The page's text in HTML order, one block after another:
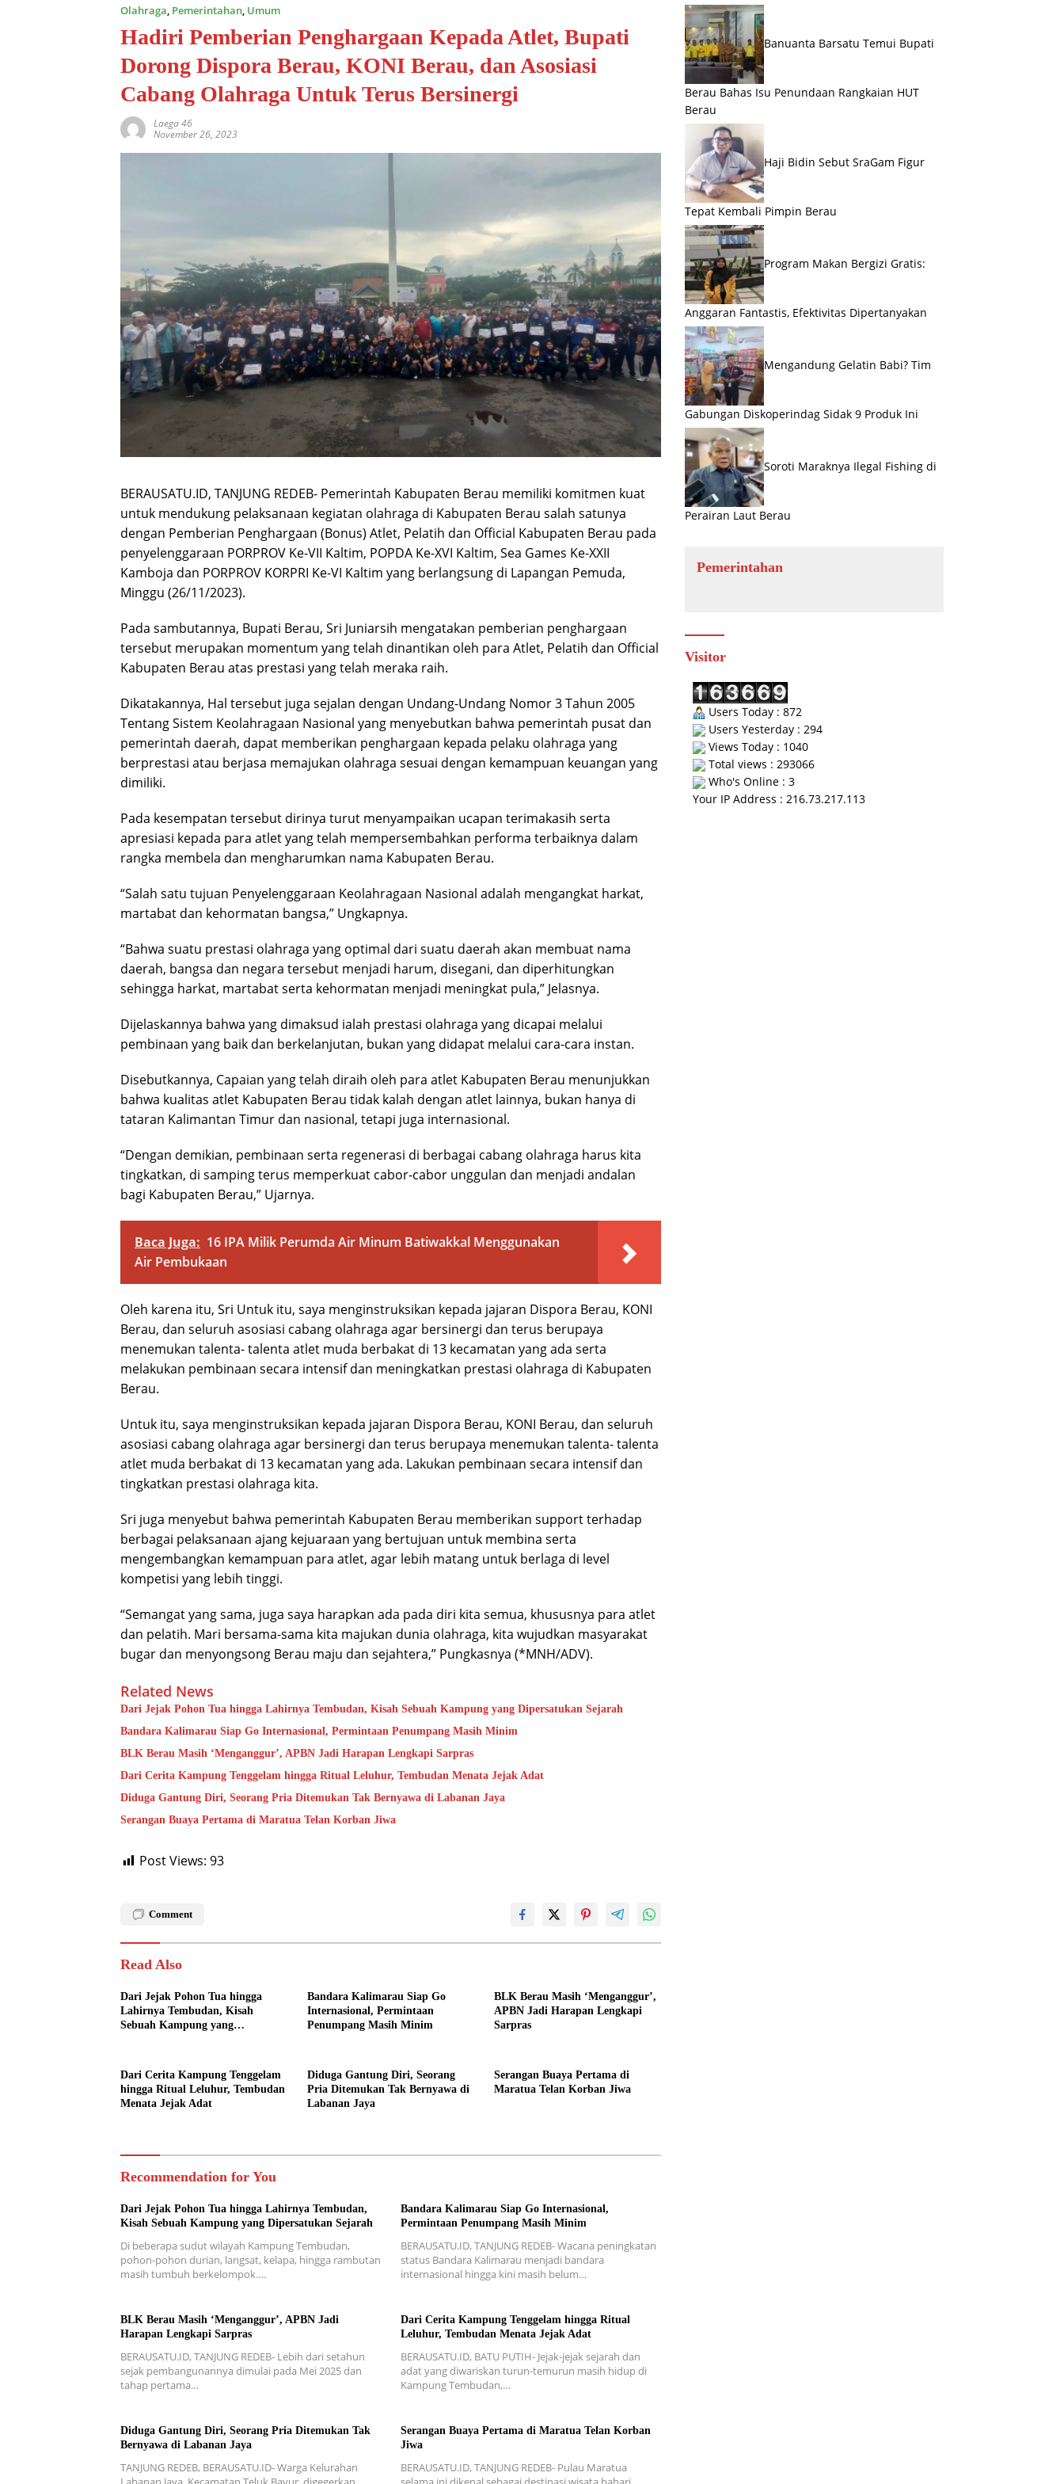
Olahraga, Pemerintahan, Umum
Hadiri Pemberian Penghargaan Kepada Atlet, Bupati
Dorong Dispora Berau, KONI Berau, dan Asosiasi
Cabang Olahraga Untuk Terus Bersinergi
Laega 46
November 26, 2023
BERAUSATU.ID, TANJUNG REDEB- Pemerintah Kabupaten Berau memiliki komitmen kuat
untuk mendukung pelaksanaan kegiatan olahraga di Kabupaten Berau salah satunya
dengan Pemberian Penghargaan (Bonus) Atlet, Pelatih dan Official Kabupaten Berau pada
penyelenggaraan PORPROV Ke-VII Kaltim, POPDA Ke-XVI Kaltim, Sea Games Ke-XXII
Kamboja dan PORPROV KORPRI Ke-VI Kaltim yang berlangsung di Lapangan Pemuda,
Minggu (26/11/2023).
Pada sambutannya, Bupati Berau, Sri Juniarsih mengatakan pemberian penghargaan
tersebut merupakan momentum yang telah dinantikan oleh para Atlet, Pelatih dan Official
Kabupaten Berau atas prestasi yang telah meraka raih.
Dikatakannya, Hal tersebut juga sejalan dengan Undang-Undang Nomor 3 Tahun 2005
Tentang Sistem Keolahragaan Nasional yang menyebutkan bahwa pemerintah pusat dan
pemerintah daerah, dapat memberikan penghargaan kepada pelaku olahraga yang
berprestasi atau berjasa memajukan olahraga sesuai dengan kemampuan keuangan yang
dimiliki.
Pada kesempatan tersebut dirinya turut menyampaikan ucapan terimakasih serta
apresiasi kepada para atlet yang telah mempersembahkan performa terbaiknya dalam
rangka membela dan mengharumkan nama Kabupaten Berau.
“Salah satu tujuan Penyelenggaraan Keolahragaan Nasional adalah mengangkat harkat,
martabat dan kehormatan bangsa,” Ungkapnya.
“Bahwa suatu prestasi olahraga yang optimal dari suatu daerah akan membuat nama
daerah, bangsa dan negara tersebut menjadi harum, disegani, dan diperhitungkan
sehingga harkat, martabat serta kehormatan menjadi meningkat pula,” Jelasnya.
Dijelaskannya bahwa yang dimaksud ialah prestasi olahraga yang dicapai melalui
pembinaan yang baik dan berkelanjutan, bukan yang didapat melalui cara-cara instan.
Disebutkannya, Capaian yang telah diraih oleh para atlet Kabupaten Berau menunjukkan
bahwa kualitas atlet Kabupaten Berau tidak kalah dengan atlet lainnya, bukan hanya di
tataran Kalimantan Timur dan nasional, tetapi juga internasional.
“Dengan demikian, pembinaan serta regenerasi di berbagai cabang olahraga harus kita
tingkatkan, di samping terus memperkuat cabor-cabor unggulan dan menjadi andalan
bagi Kabupaten Berau,” Ujarnya.
Baca Juga: 16 IPA Milik Perumda Air Minum Batiwakkal Menggunakan
Air Pembukaan
Oleh karena itu, Sri Untuk itu, saya menginstruksikan kepada jajaran Dispora Berau, KONI
Berau, dan seluruh asosiasi cabang olahraga agar bersinergi dan terus berupaya
menemukan talenta- talenta atlet muda berbakat di 13 kecamatan yang ada serta
melakukan pembinaan secara intensif dan meningkatkan prestasi olahraga di Kabupaten
Berau.
Untuk itu, saya menginstruksikan kepada jajaran Dispora Berau, KONI Berau, dan seluruh
asosiasi cabang olahraga agar bersinergi dan terus berupaya menemukan talenta- talenta
atlet muda berbakat di 13 kecamatan yang ada. Lakukan pembinaan secara intensif dan
tingkatkan prestasi olahraga kita.
Sri juga menyebut bahwa pemerintah Kabupaten Berau memberikan support terhadap
berbagai pelaksanaan ajang kejuaraan yang bertujuan untuk membina serta
mengembangkan kemampuan para atlet, agar lebih matang untuk berlaga di level
kompetisi yang lebih tinggi.
“Semangat yang sama, juga saya harapkan ada pada diri kita semua, khususnya para atlet
dan pelatih. Mari bersama-sama kita majukan dunia olahraga, kita wujudkan masyarakat
bugar dan menyongsong Berau maju dan sejahtera,” Pungkasnya (*MNH/ADV).
Related News
Dari Jejak Pohon Tua hingga Lahirnya Tembudan, Kisah Sebuah Kampung yang Dipersatukan Sejarah
Bandara Kalimarau Siap Go Internasional, Permintaan Penumpang Masih Minim
BLK Berau Masih ‘Menganggur’, APBN Jadi Harapan Lengkapi Sarpras
Dari Cerita Kampung Tenggelam hingga Ritual Leluhur, Tembudan Menata Jejak Adat
Diduga Gantung Diri, Seorang Pria Ditemukan Tak Bernyawa di Labanan Jaya
Serangan Buaya Pertama di Maratua Telan Korban Jiwa
Post Views: 93
Comment
Read Also
Dari Jejak Pohon Tua hingga
Lahirnya Tembudan, Kisah
Sebuah Kampung yang
Bandara Kalimarau Siap Go
Internasional, Permintaan
Penumpang Masih Minim
BLK Berau Masih ‘Menganggur’,
APBN Jadi Harapan Lengkapi
Sarpras
Dari Cerita Kampung Tenggelam
hingga Ritual Leluhur, Tembudan
Menata Jejak Adat
Diduga Gantung Diri, Seorang
Pria Ditemukan Tak Bernyawa di
Labanan Jaya
Serangan Buaya Pertama di
Maratua Telan Korban Jiwa
Recommendation for You
Dari Jejak Pohon Tua hingga Lahirnya Tembudan,
Kisah Sebuah Kampung yang Dipersatukan Sejarah
Di beberapa sudut wilayah Kampung Tembudan,
pohon-pohon durian, langsat, kelapa, hingga rambutan
masih tumbuh berkelompok….
Bandara Kalimarau Siap Go Internasional,
Permintaan Penumpang Masih Minim
BERAUSATU.ID, TANJUNG REDEB- Wacana peningkatan
status Bandara Kalimarau menjadi bandara
internasional hingga kini masih belum…
BLK Berau Masih ‘Menganggur’, APBN Jadi
Harapan Lengkapi Sarpras
BERAUSATU.ID, TANJUNG REDEB- Lebih dari setahun
sejak pembangunannya dimulai pada Mei 2025 dan
tahap pertama…
Dari Cerita Kampung Tenggelam hingga Ritual
Leluhur, Tembudan Menata Jejak Adat
BERAUSATU.ID, BATU PUTIH- Jejak-jejak sejarah dan
adat yang diwariskan turun-temurun masih hidup di
Kampung Tembudan,…
Diduga Gantung Diri, Seorang Pria Ditemukan Tak
Bernyawa di Labanan Jaya
TANJUNG REDEB, BERAUSATU.ID- Warga Kelurahan
Serangan Buaya Pertama di Maratua Telan Korban
Jiwa
BERAUSATU.ID, TANJUNG REDEB- Pulau Maratua
Banuanta Barsatu Temui Bupati
Berau Bahas Isu Penundaan Rangkaian HUT
Berau
Haji Bidin Sebut SraGam Figur
Tepat Kembali Pimpin Berau
Program Makan Bergizi Gratis:
Anggaran Fantastis, Efektivitas Dipertanyakan
Mengandung Gelatin Babi? Tim
Gabungan Diskoperindag Sidak 9 Produk Ini
Soroti Maraknya Ilegal Fishing di
Perairan Laut Berau
Pemerintahan
Visitor
Users Today : 872
Users Yesterday : 294
Views Today : 1040
Total views : 293066
Who's Online : 3
Your IP Address : 216.73.217.113